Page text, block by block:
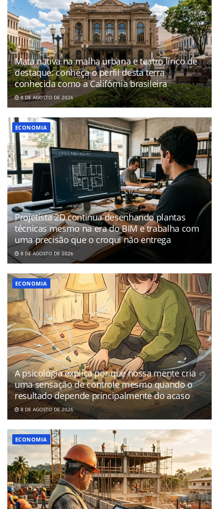
Mata nativa na malha urbana e teatro lírico de
destaque: conheça o perfil desta terra
conhecida como a Califórnia brasileira
8 DE AGOSTO DE 2026
ECONOMIA
Projetista 2D continua desenhando plantas
técnicas mesmo na era do BIM e trabalha com
uma precisão que o croqui não entrega
8 DE AGOSTO DE 2026
ECONOMIA
A psicologia explica por que nossa mente cria
uma sensação de controle mesmo quando o
resultado depende principalmente do acaso
8 DE AGOSTO DE 2026
ECONOMIA